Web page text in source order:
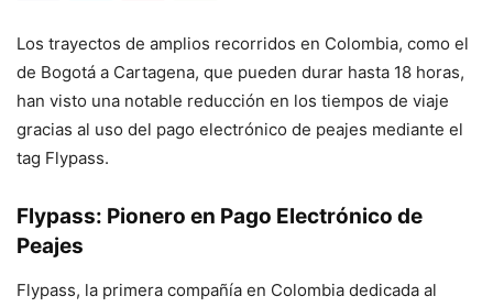
Los trayectos de amplios recorridos en Colombia, como el
de Bogotá a Cartagena, que pueden durar hasta 18 horas,
han visto una notable reducción en los tiempos de viaje
gracias al uso del pago electrónico de peajes mediante el
tag Flypass.
Flypass: Pionero en Pago Electrónico de
Peajes
Flypass, la primera compañía en Colombia dedicada al